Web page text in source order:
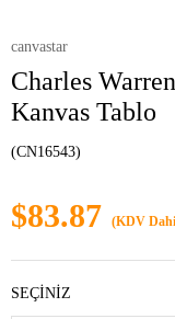
canvastar
Charles
Kanvas Tablo
(CN16543)
$83.87 (KDV
SEÇİNİZ